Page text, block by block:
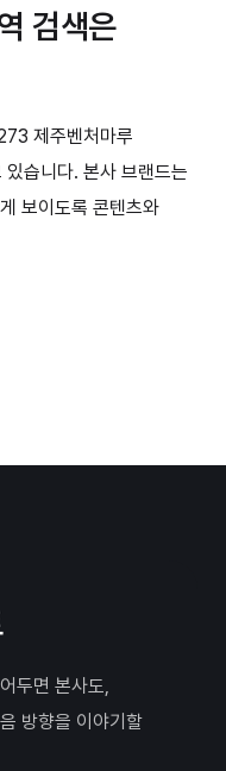
검색은
제주벤처마루
습니다. 본사 브랜드는
보이도록 콘텐츠와
두면 본사도,
방향을 이야기할